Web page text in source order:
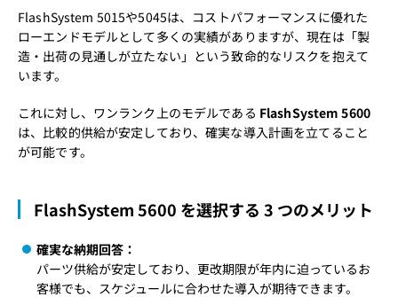
FlashSystem 5015や5045は、コストパフォーマンスに優れた
ローエンドモデルとして多くの実績がありますが、現在は「製
造・出荷の見通しが立たない」という致命的なリスクを抱えて
います。
これに対し、ワンランク上のモデルである FlashSystem 5600
は、比較的供給が安定しており、確実な導入計画を立てること
が可能です。
FlashSystem 5600 を選択する 3 つのメリット
確実な納期回答：
パーツ供給が安定しており、更改期限が年内に迫っているお
客様でも、スケジュールに合わせた導入が期待できます。